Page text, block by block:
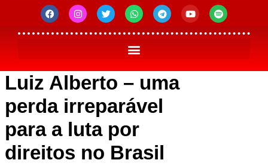
Luiz Alberto – uma
perda irreparável
para a luta por
direitos no Brasil